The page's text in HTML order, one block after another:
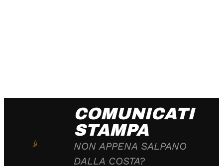
COMUNICATI
STAMPA
NON APPENA SALPANO
DALLA COSTA?